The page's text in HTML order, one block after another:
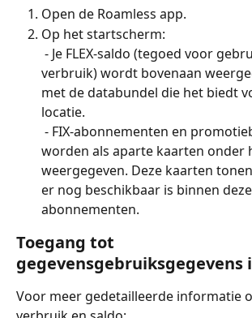
Open de Roamless app.
Op het startscherm:
verbruik) wordt bovenaan
met de databundel die het biedt
locatie.
worden als aparte kaarten onder
weergegeven. Deze kaarten
er nog beschikbaar is binnen deze
abonnementen.
Toegang tot
gegevensgebruiksgegevens
Voor meer gedetailleerde informatie